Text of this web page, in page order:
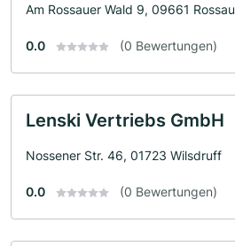
Am Rossauer Wald 9, 09661 Rossau
0.0 (0 Bewertungen)
Lenski Vertriebs GmbH
Nossener Str. 46, 01723 Wilsdruff
0.0 (0 Bewertungen)